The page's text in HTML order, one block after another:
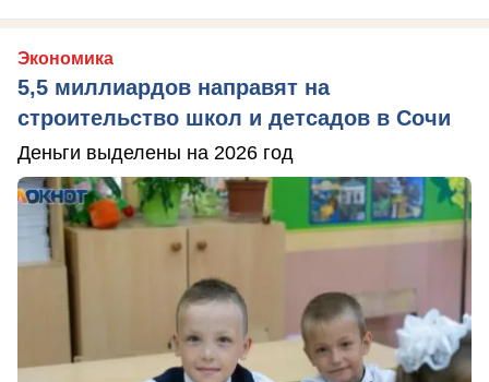
Экономика
5,5 миллиардов направят на
строительство школ и детсадов в Сочи
Деньги выделены на 2026 год